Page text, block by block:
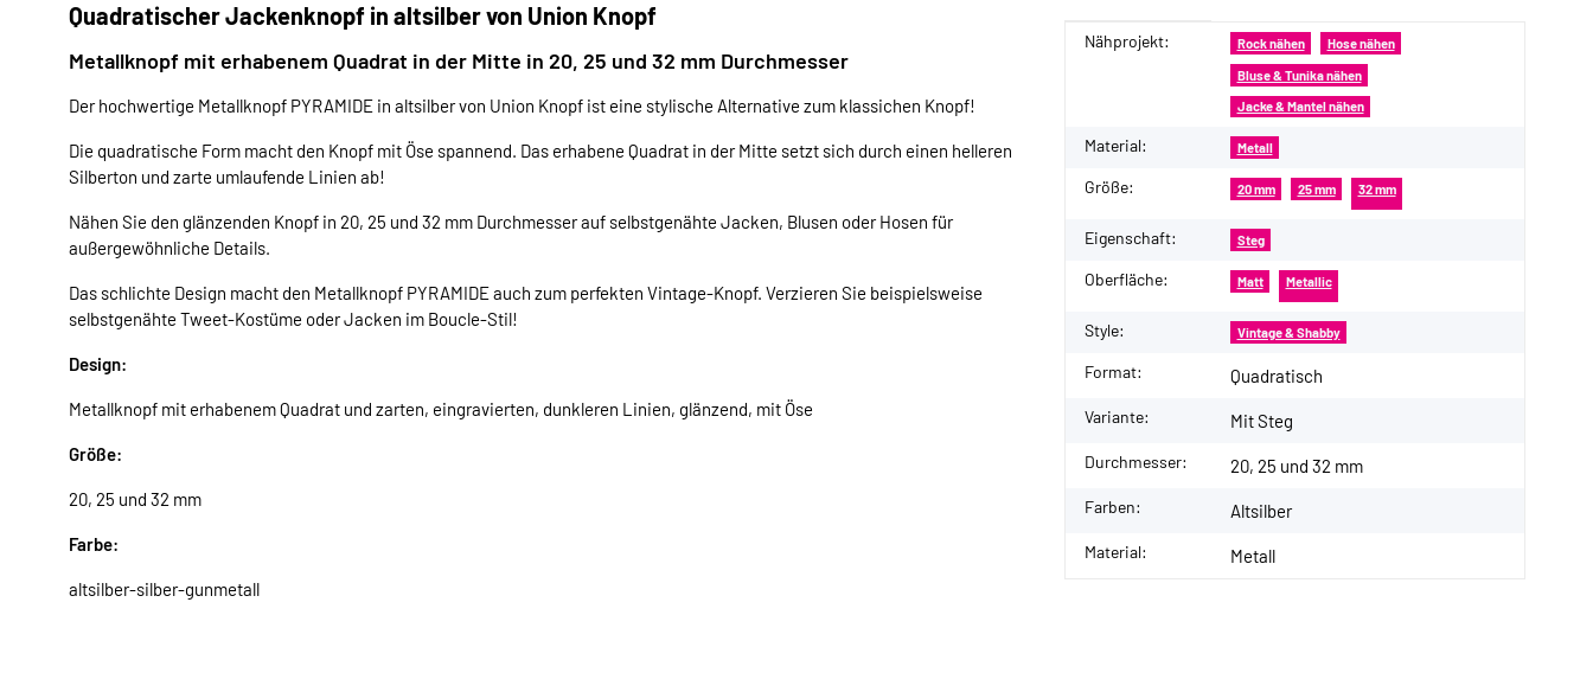
Quadratischer Jackenknopf in altsilber von Union Knopf
Metallknopf mit erhabenem Quadrat in der Mitte in 20, 25 und 32 mm Durchmesser
Der hochwertige Metallknopf PYRAMIDE in altsilber von Union Knopf ist eine stylische Alternative zum klassichen Knopf!
Die quadratische Form macht den Knopf mit Öse spannend. Das erhabene Quadrat in der Mitte setzt sich durch einen helleren
Silberton und zarte umlaufende Linien ab!
Nähen Sie den glänzenden Knopf in 20, 25 und 32 mm Durchmesser auf selbstgenähte Jacken, Blusen oder Hosen für
außergewöhnliche Details.
Das schlichte Design macht den Metallknopf PYRAMIDE auch zum perfekten Vintage-Knopf. Verzieren Sie beispielsweise
selbstgenähte Tweet-Kostüme oder Jacken im Boucle-Stil!
Design:
Metallknopf mit erhabenem Quadrat und zarten, eingravierten, dunkleren Linien, glänzend, mit Öse
Größe:
20, 25 und 32 mm
Farbe:
altsilber-silber-gunmetall
Produkteigenschaft
Wert
Nähprojekt: Rock nähen Hose nähen
Bluse & Tunika nähen
Jacke & Mantel nähen
Material: Metall
Größe: 20 mm 25 mm 32 mm
Eigenschaft: Steg
Oberfläche: Matt Metallic
Style: Vintage & Shabby
Format: Quadratisch
Variante: Mit Steg
Durchmesser: 20, 25 und 32 mm
Farben: Altsilber
Material: Metall